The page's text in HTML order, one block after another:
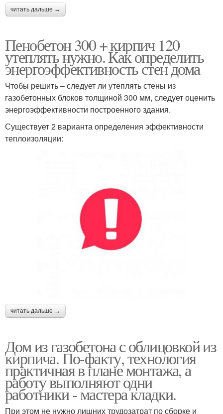
читать дальше →
Пенобетон 300 + кирпич 120
утеплять нужно. Как определить
энергоэффективность стен дома
Чтобы решить – следует ли утеплять стены из
газобетонных блоков толщиной 300 мм, следует оценить
энергоэффективности построенного здания.
Существует 2 варианта определения эффективности
теплоизоляции:
читать дальше →
Дом из газобетона с облицовкой из
кирпича. По-факту, технология
практичная в плане монтажа, а
работу выполняют одни
работники - мастера кладки.
При этом не нужно лишних трудозатрат по сборке и